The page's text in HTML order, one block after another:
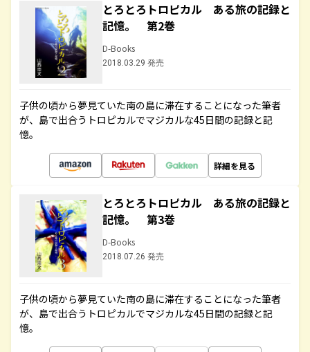
とろとろトロピカル ある旅の記録と
記憶。 第2巻
D-Books
2018.03.29 発売
子供の頃から夢見ていた南の島に滞在することになった筆者
が、島で出合うトロピカルでマジカルな45日間の記録と記
憶。
詳細を見る
とろとろトロピカル ある旅の記録と
記憶。 第3巻
D-Books
2018.07.26 発売
子供の頃から夢見ていた南の島に滞在することになった筆者
が、島で出合うトロピカルでマジカルな45日間の記録と記
憶。